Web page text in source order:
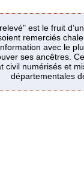
est le fruit
remerciés
avec le
ses ancêtres.
civil numérisés et
départementales